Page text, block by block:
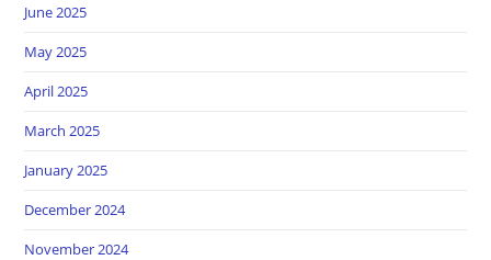
June 2025
May 2025
April 2025
March 2025
January 2025
December 2024
November 2024